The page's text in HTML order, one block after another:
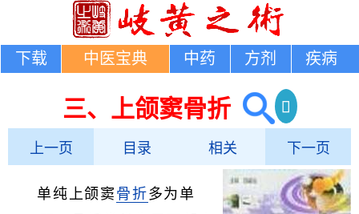
下载 中医宝典 中药 方剂 疾病
三、上颌窦骨折
上一页 目录 相关 下一页
单纯上颌窦 骨折多为单